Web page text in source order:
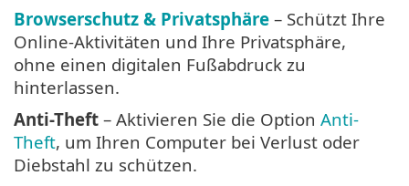
Browserschutz & Privatsphäre – Schützt Ihre
Online-Aktivitäten und Ihre Privatsphäre,
ohne einen digitalen Fußabdruck zu
hinterlassen.
Anti-Theft – Aktivieren Sie die Option Anti-
Theft, um Ihren Computer bei Verlust oder
Diebstahl zu schützen.